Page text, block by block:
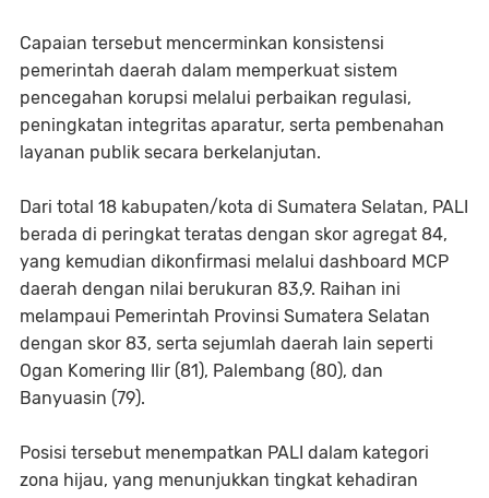
Capaian tersebut mencerminkan konsistensi
pemerintah daerah dalam memperkuat sistem
pencegahan korupsi melalui perbaikan regulasi,
peningkatan integritas aparatur, serta pembenahan
layanan publik secara berkelanjutan.
Dari total 18 kabupaten/kota di Sumatera Selatan, PALI
berada di peringkat teratas dengan skor agregat 84,
yang kemudian dikonfirmasi melalui dashboard MCP
daerah dengan nilai berukuran 83,9. Raihan ini
melampaui Pemerintah Provinsi Sumatera Selatan
dengan skor 83, serta sejumlah daerah lain seperti
Ogan Komering Ilir (81), Palembang (80), dan
Banyuasin (79).
Posisi tersebut menempatkan PALI dalam kategori
zona hijau, yang menunjukkan tingkat kehadiran